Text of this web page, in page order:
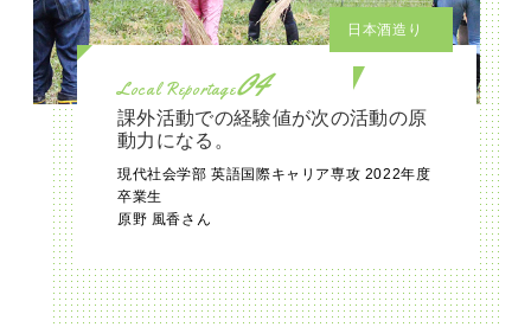
日本酒造り
Local Reportage04
課外活動での経験値が次の活動の原
動力になる。
現代社会学部 英語国際キャリア専攻 2022年度
卒業生
原野 風香さん